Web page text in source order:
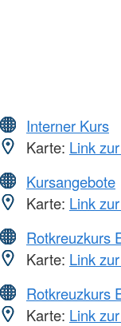
Interner Kurs
Karte: Link
Kursangebote
Karte: Link
Rotkreuzkurs
Karte: Link
Rotkreuzkurs
Karte: Link